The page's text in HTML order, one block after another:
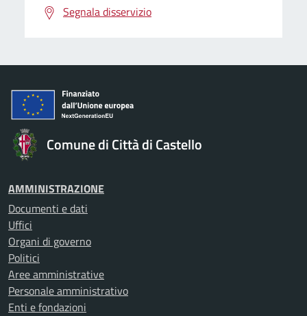
Segnala disservizio
Comune di Città di Castello
AMMINISTRAZIONE
Documenti e dati
Uffici
Organi di governo
Politici
Aree amministrative
Personale amministrativo
Enti e fondazioni